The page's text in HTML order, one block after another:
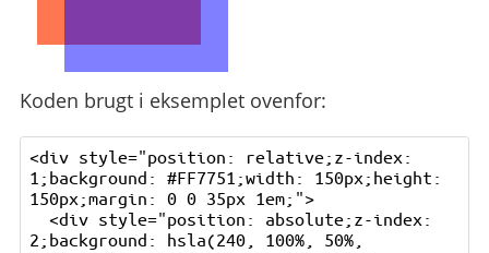
Koden brugt i eksemplet ovenfor:
<div style="position: relative;z-index:
1;background: #FF7751;width: 150px;height:
150px;margin: 0 0 35px 1em;">
  <div style="position: absolute;z-index:
2;background: hsla(240, 100%, 50%,